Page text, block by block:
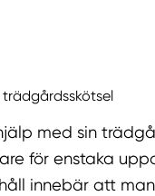
med sin
för enstaka
innebär att